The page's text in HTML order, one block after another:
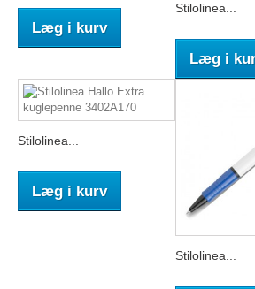
Læg i kurv
Stilolinea...
Læg i
Stilolinea...
Læg i kurv
Stilolinea...